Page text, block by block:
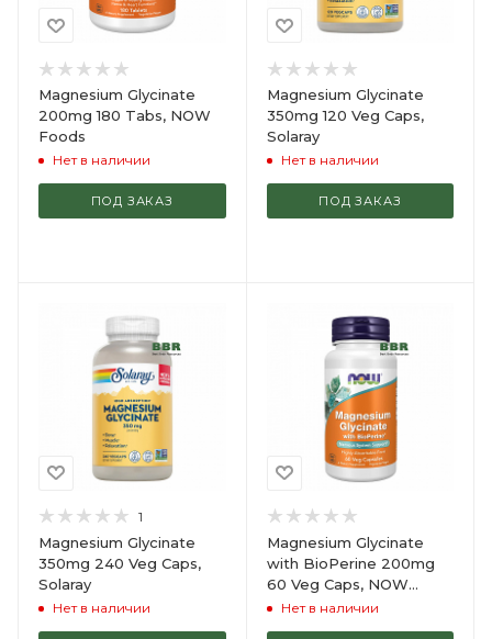
Magnesium Glycinate
200mg 180 Tabs, NOW
Foods
Нет в наличии
ПОД ЗАКАЗ
Magnesium Glycinate
350mg 120 Veg Caps,
Solaray
Нет в наличии
ПОД ЗАКАЗ
1
Magnesium Glycinate
350mg 240 Veg Caps,
Solaray
Нет в наличии
Magnesium Glycinate
with BioPerine 200mg
60 Veg Caps, NOW
Foods
Нет в наличии